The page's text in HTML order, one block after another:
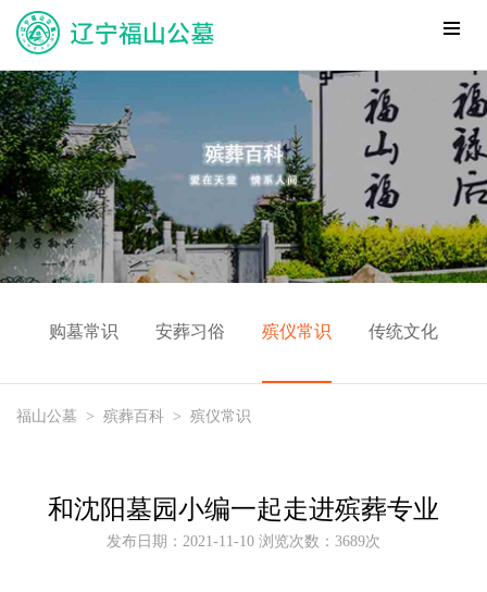
购墓常识 安葬习俗 殡仪常识 传统文化
福山公墓 > 殡葬百科 > 殡仪常识
和沈阳墓园小编一起走进殡葬专业
发布日期：2021-11-10 浏览次数：3689次